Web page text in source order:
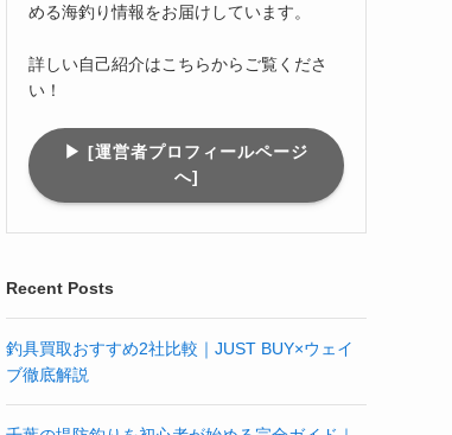
める海釣り情報をお届けしています。
詳しい自己紹介はこちらからご覧くださ
い！
▶︎ [運営者プロフィールページ
へ]
Recent Posts
釣具買取おすすめ2社比較｜JUST BUY×ウェイ
ブ徹底解説